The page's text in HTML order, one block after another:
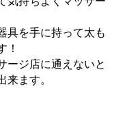
具を手に持って太も
！
ージ店に通えないと
来ます。